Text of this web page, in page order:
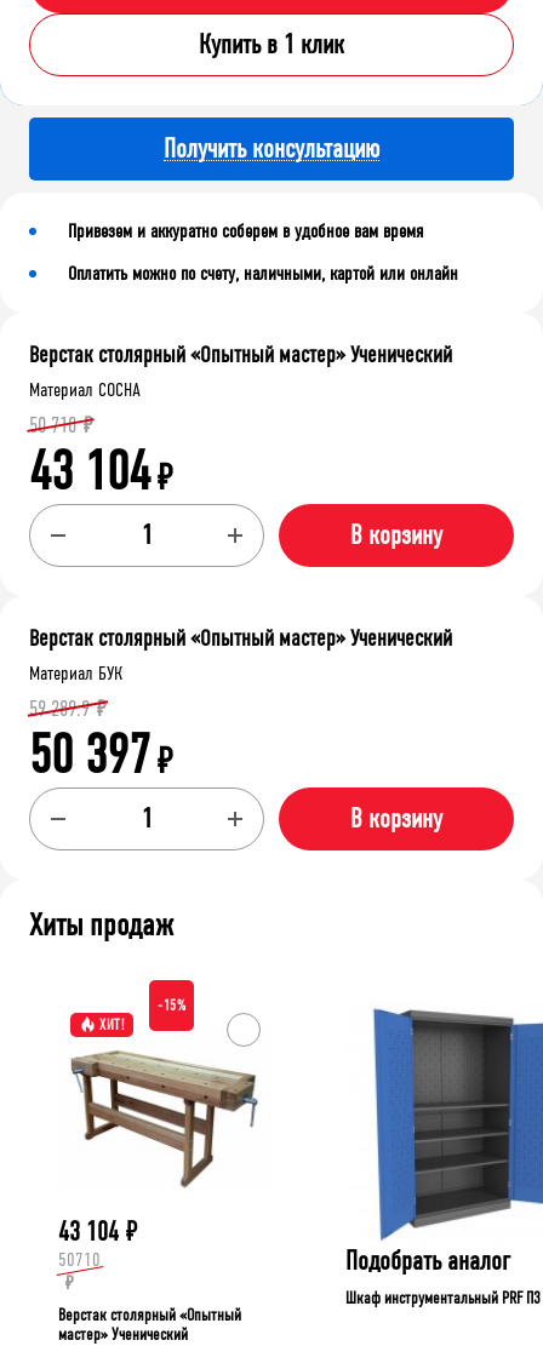
Купить в 1 клик
Получить консультацию
Привезем и аккуратно соберем в удобное вам время
Оплатить можно по счету, наличными, картой или онлайн
Верстак столярный «Опытный мастер» Ученический
Материал СОСНА
50 710 ₽
43 104₽
В корзину
Верстак столярный «Опытный мастер» Ученический
Материал БУК
59 289.9 ₽
50 397₽
В корзину
Хиты продаж
ХИТ!
-15%
43 104 ₽
50710
₽
Верстак столярный «Опытный
мастер» Ученический
Подобрать аналог
Шкаф инструментальный PRF П3